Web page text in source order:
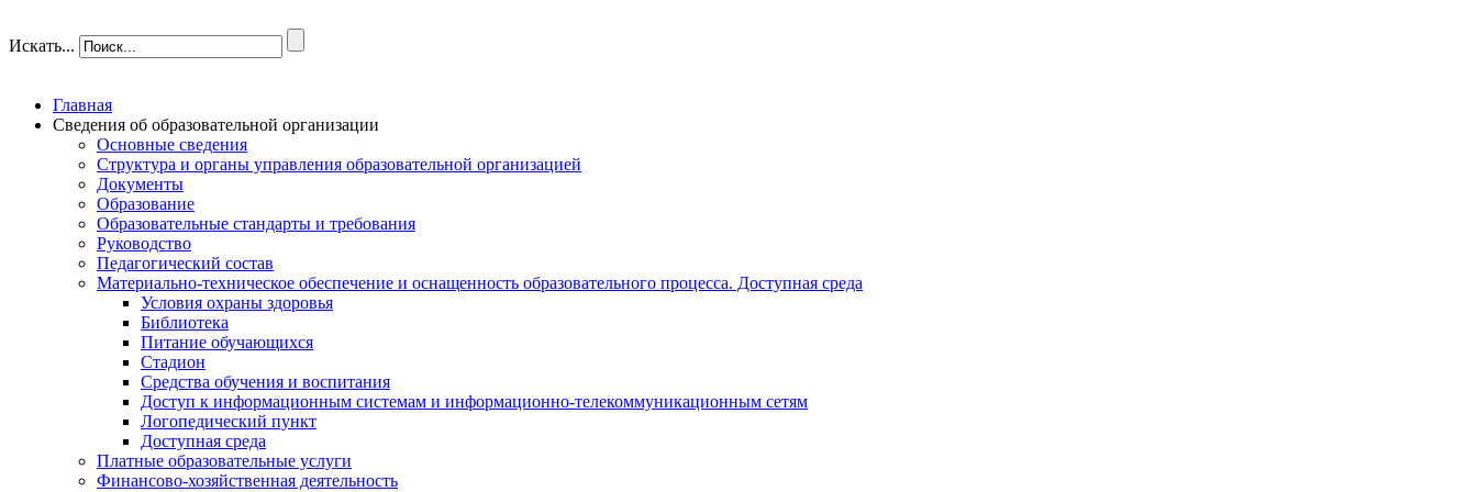
Искать...
Главная
Сведения об образовательной организации
Основные сведения
Структура и органы управления образовательной организацией
Документы
Образование
Образовательные стандарты и требования
Руководство
Педагогический состав
Материально-техническое обеспечение и оснащенность образовательного процесса. Доступная среда
Условия охраны здоровья
Библиотека
Питание обучающихся
Стадион
Средства обучения и воспитания
Доступ к информационным системам и информационно-телекоммуникационным сетям
Логопедический пункт
Доступная среда
Платные образовательные услуги
Финансово-хозяйственная деятельность